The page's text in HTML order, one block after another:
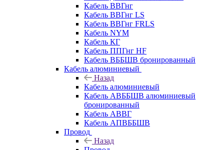
Кабель ВВГнг
Кабель ВВГнг LS
Кабель ВВГнг FRLS
Кабель NYM
Кабель КГ
Кабель ППГнг HF
Кабель ВББШВ бронированный
Кабель алюминиевый
Назад
Кабель алюминиевый
Кабель АВББШВ алюминиевый
бронированный
Кабель АВВГ
Кабель АПВББШВ
Провод
Назад